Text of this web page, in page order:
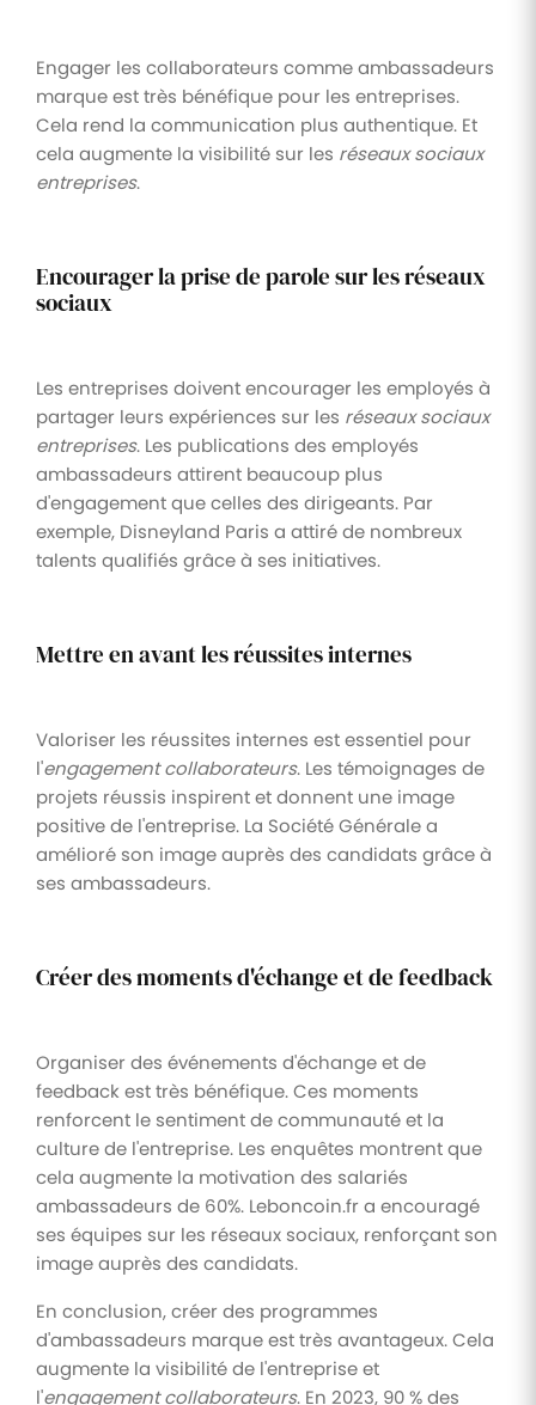
Engager les collaborateurs comme ambassadeurs
marque est très bénéfique pour les entreprises.
Cela rend la communication plus authentique. Et
cela augmente la visibilité sur les réseaux sociaux
entreprises.
Encourager la prise de parole sur les réseaux
sociaux
Les entreprises doivent encourager les employés à
partager leurs expériences sur les réseaux sociaux
entreprises. Les publications des employés
ambassadeurs attirent beaucoup plus
d'engagement que celles des dirigeants. Par
exemple, Disneyland Paris a attiré de nombreux
talents qualifiés grâce à ses initiatives.
Mettre en avant les réussites internes
Valoriser les réussites internes est essentiel pour
l'engagement collaborateurs. Les témoignages de
projets réussis inspirent et donnent une image
positive de l'entreprise. La Société Générale a
amélioré son image auprès des candidats grâce à
ses ambassadeurs.
Créer des moments d'échange et de feedback
Organiser des événements d'échange et de
feedback est très bénéfique. Ces moments
renforcent le sentiment de communauté et la
culture de l'entreprise. Les enquêtes montrent que
cela augmente la motivation des salariés
ambassadeurs de 60%. Leboncoin.fr a encouragé
ses équipes sur les réseaux sociaux, renforçant son
image auprès des candidats.
En conclusion, créer des programmes
d'ambassadeurs marque est très avantageux. Cela
augmente la visibilité de l'entreprise et
l'engagement collaborateurs. En 2023, 90 % des